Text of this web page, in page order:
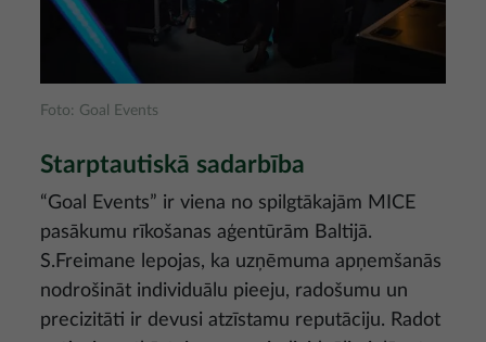
Foto: Goal Events
Starptautiskā sadarbība
“Goal Events” ir viena no spilgtākajām MICE
pasākumu rīkošanas aģentūrām Baltijā.
S.Freimane lepojas, ka uzņēmuma apņemšanās
nodrošināt individuālu pieeju, radošumu un
precizitāti ir devusi atzīstamu reputāciju. Radot